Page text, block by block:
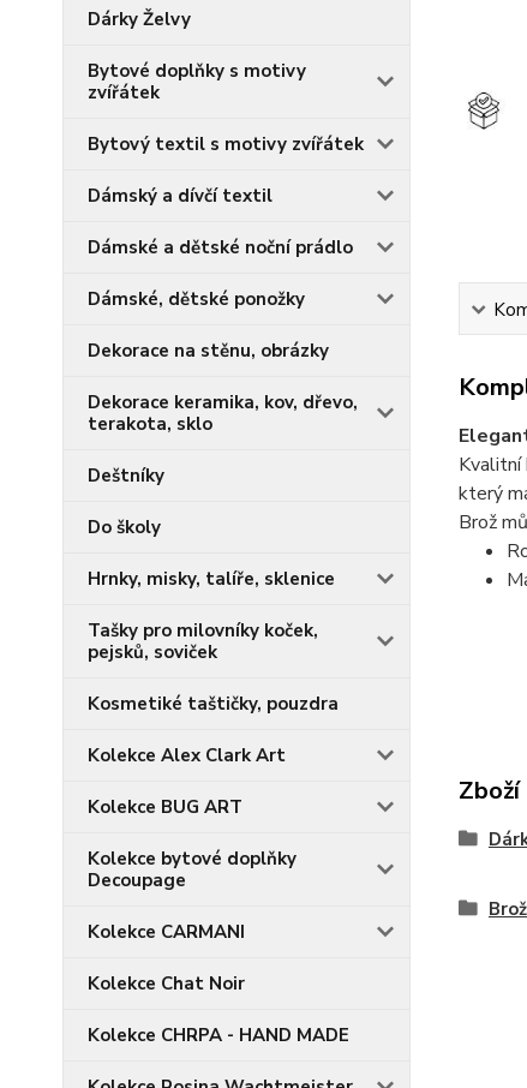
Dárky Želvy
Bytové doplňky s motivy
zvířátek
Bytový textil s motivy zvířátek
Dámský a dívčí textil
Dámské a dětské noční prádlo
Dámské, dětské ponožky
Dekorace na stěnu, obrázky
Dekorace keramika, kov, dřevo,
terakota, sklo
Deštníky
Do školy
Hrnky, misky, talíře, sklenice
Tašky pro milovníky koček,
pejsků, soviček
Kosmetiké taštičky, pouzdra
Kolekce Alex Clark Art
Kolekce BUG ART
Kolekce bytové doplňky
Decoupage
Kolekce CARMANI
Kolekce Chat Noir
Kolekce CHRPA - HAND MADE
Kvalitní
který
Brož